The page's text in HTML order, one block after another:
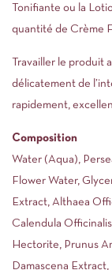
Tonifiante ou la
quantité de Crème
Travailler le produit
délicatement de
rapidement,
Composition
Water (Aqua),
Flower Water,
Extract, Althaea
Calendula
Hectorite, Prunus
Damascena